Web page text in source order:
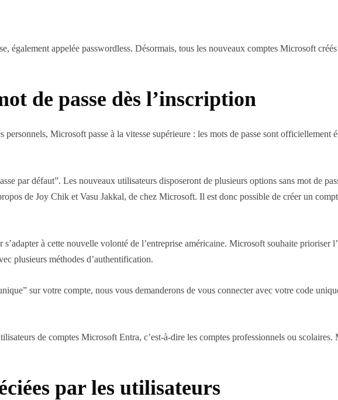
également appelée passwordless. Désormais, tous les nouveaux comptes Microsoft
de passe dès l’inscription
Microsoft passe à la vitesse supérieure : les mots de passe sont officiellement
par défaut”. Les nouveaux utilisateurs disposeront de plusieurs options sans mot de
de Joy Chik et Vasu Jakkal, de chez Microsoft. Il est donc possible de créer un
à cette nouvelle volonté de l’entreprise américaine. Microsoft souhaite prioriser
plusieurs méthodes d’authentification.
sur votre compte, nous vous demanderons de vous connecter avec votre code
de comptes Microsoft Entra, c’est-à-dire les comptes professionnels ou scolaires.
par les utilisateurs